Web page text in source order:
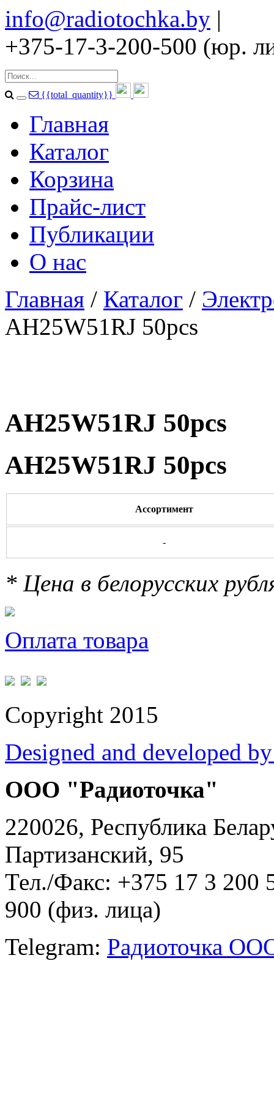
info@radiotochka.by |
+375-17-3-200-500 (юр.
{{total_quantity}}
Главная
Каталог
Корзина
Прайс-лист
Публикации
О нас
Главная / Каталог /
AH25W51RJ 50pcs
AH25W51RJ 50pcs
AH25W51RJ 50pcs
Ассортимент
-
* Цена в белорусских
Оплата товара
Copyright 2015
Designed and developed
ООО "Радиоточка"
220026, Республика
Партизанский, 95
Тел./Факс: +375 17 3
900 (физ. лица)
Telegram: Радиоточка